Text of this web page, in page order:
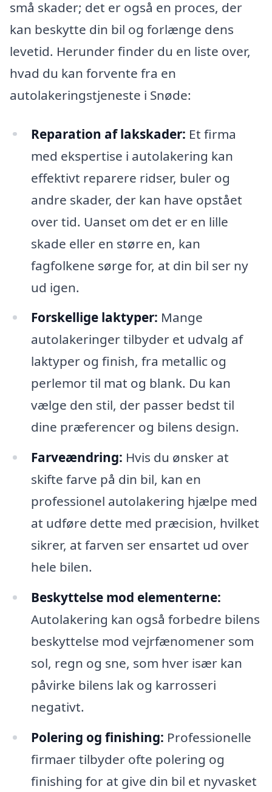
små skader; det er også en proces, der
kan beskytte din bil og forlænge dens
levetid. Herunder finder du en liste over,
hvad du kan forvente fra en
autolakeringstjeneste i Snøde:
Reparation af lakskader: Et firma
med ekspertise i autolakering kan
effektivt reparere ridser, buler og
andre skader, der kan have opstået
over tid. Uanset om det er en lille
skade eller en større en, kan
fagfolkene sørge for, at din bil ser ny
ud igen.
Forskellige laktyper: Mange
autolakeringer tilbyder et udvalg af
laktyper og finish, fra metallic og
perlemor til mat og blank. Du kan
vælge den stil, der passer bedst til
dine præferencer og bilens design.
Farveændring: Hvis du ønsker at
skifte farve på din bil, kan en
professionel autolakering hjælpe med
at udføre dette med præcision, hvilket
sikrer, at farven ser ensartet ud over
hele bilen.
Beskyttelse mod elementerne:
Autolakering kan også forbedre bilens
beskyttelse mod vejrfænomener som
sol, regn og sne, som hver især kan
påvirke bilens lak og karrosseri
negativt.
Polering og finishing: Professionelle
firmaer tilbyder ofte polering og
finishing for at give din bil et nyvasket